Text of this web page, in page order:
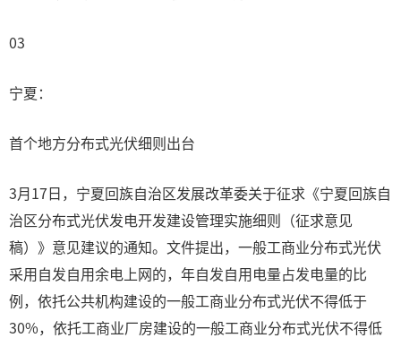
03
宁夏：
首个地方分布式光伏细则出台
3月17日，宁夏回族自治区发展改革委关于征求《宁夏回族自
治区分布式光伏发电开发建设管理实施细则（征求意见
稿）》意见建议的通知。文件提出，一般工商业分布式光伏
采用自发自用余电上网的，年自发自用电量占发电量的比
例，依托公共机构建设的一般工商业分布式光伏不得低于
30%，依托工商业厂房建设的一般工商业分布式光伏不得低